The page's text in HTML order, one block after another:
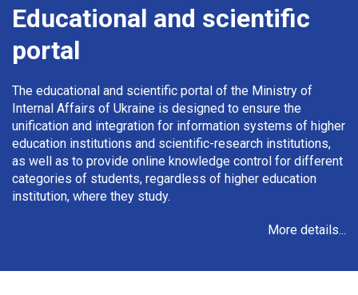
Educational and scientific
portal
The educational and scientific portal of the Ministry of
Internal Affairs of Ukraine is designed to ensure the
unification and integration for information systems of higher
education institutions and scientific-research institutions,
as well as to provide online knowledge control for different
categories of students, regardless of higher education
institution, where they study.
More details...